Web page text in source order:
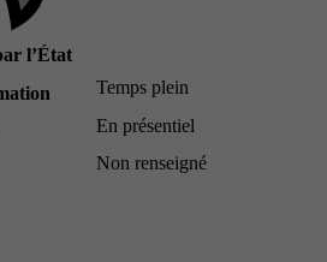
l’État
Temps plein
En présentiel
Non renseigné